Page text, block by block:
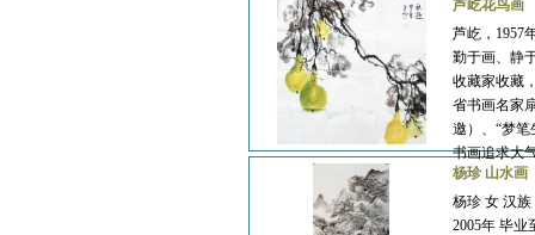
芦屹花鸟画
芦屹，1957
勤于画、静
收藏家收藏
省书画名家
邀）、“梦
书画追求大
杨珍 山水画
杨珍 女 汉
2005年 毕业